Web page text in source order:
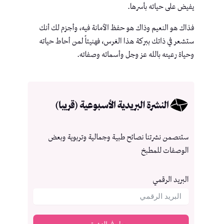
يفيض على حياته بأسرها.
فذاك هو النعيم وذاك هو حفظ الأمانة فيه، وأجزم لك أنك
ستشعر في ذاتك ببركة هذا الغرس، فهنيئاً لمن أحاط حياته
وحياة رعيته بالله عز وجل وأسمائه وصفاته.
النشرة البريدية الأسبوعية (قريبا)
ستتصمن نشرتنا نصائح طبية وجمالية وتربوية وبعض
الوصفات للمطبخ
البريد الرقمي